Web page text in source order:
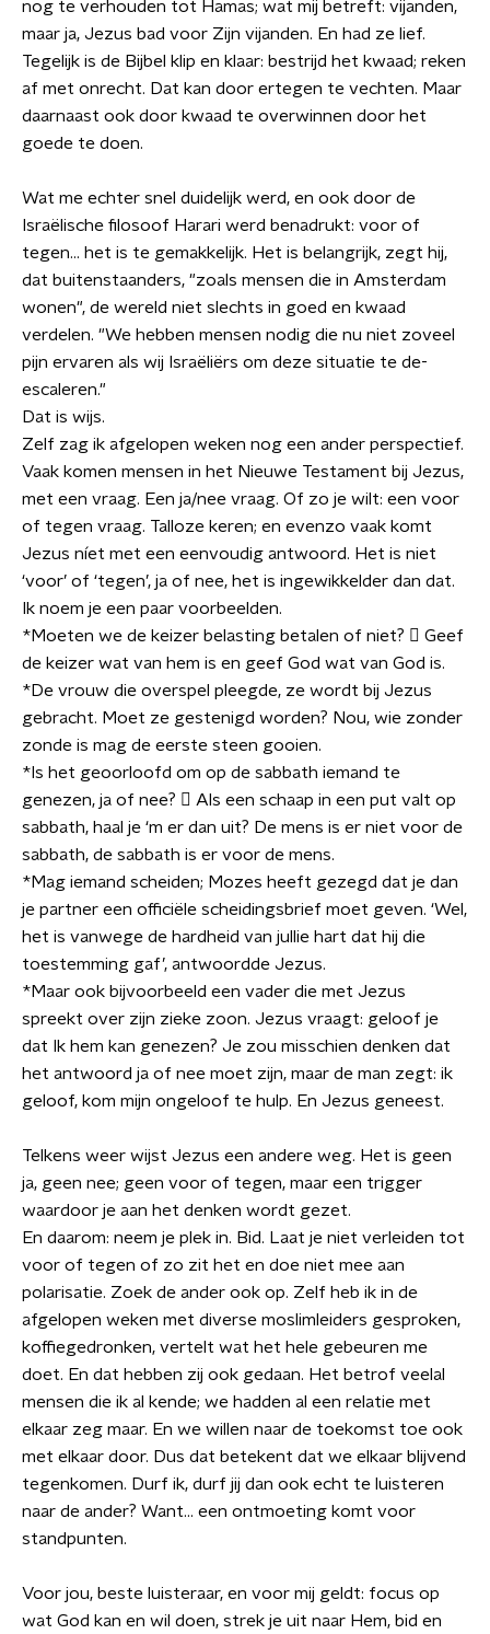
nog te verhouden tot Hamas; wat mij betreft: vijanden,
maar ja, Jezus bad voor Zijn vijanden. En had ze lief.
Tegelijk is de Bijbel klip en klaar: bestrijd het kwaad; reken
af met onrecht. Dat kan door ertegen te vechten. Maar
daarnaast ook door kwaad te overwinnen door het
goede te doen.
Wat me echter snel duidelijk werd, en ook door de
Israëlische filosoof Harari werd benadrukt: voor of
tegen… het is te gemakkelijk. Het is belangrijk, zegt hij,
dat buitenstaanders, "zoals mensen die in Amsterdam
wonen", de wereld niet slechts in goed en kwaad
verdelen. "We hebben mensen nodig die nu niet zoveel
pijn ervaren als wij Israëliërs om deze situatie te de-
escaleren."
Dat is wijs.
Zelf zag ik afgelopen weken nog een ander perspectief.
Vaak komen mensen in het Nieuwe Testament bij Jezus,
met een vraag. Een ja/nee vraag. Of zo je wilt: een voor
of tegen vraag. Talloze keren; en evenzo vaak komt
Jezus níet met een eenvoudig antwoord. Het is niet
‘voor’ of ‘tegen’, ja of nee, het is ingewikkelder dan dat.
Ik noem je een paar voorbeelden.
*Moeten we de keizer belasting betalen of niet?  Geef
de keizer wat van hem is en geef God wat van God is.
*De vrouw die overspel pleegde, ze wordt bij Jezus
gebracht. Moet ze gestenigd worden? Nou, wie zonder
zonde is mag de eerste steen gooien.
*Is het geoorloofd om op de sabbath iemand te
genezen, ja of nee?  Als een schaap in een put valt op
sabbath, haal je ‘m er dan uit? De mens is er niet voor de
sabbath, de sabbath is er voor de mens.
*Mag iemand scheiden; Mozes heeft gezegd dat je dan
je partner een officiële scheidingsbrief moet geven. ‘Wel,
het is vanwege de hardheid van jullie hart dat hij die
toestemming gaf’, antwoordde Jezus.
*Maar ook bijvoorbeeld een vader die met Jezus
spreekt over zijn zieke zoon. Jezus vraagt: geloof je
dat Ik hem kan genezen? Je zou misschien denken dat
het antwoord ja of nee moet zijn, maar de man zegt: ik
geloof, kom mijn ongeloof te hulp. En Jezus geneest.
Telkens weer wijst Jezus een andere weg. Het is geen
ja, geen nee; geen voor of tegen, maar een trigger
waardoor je aan het denken wordt gezet.
En daarom: neem je plek in. Bid. Laat je niet verleiden tot
voor of tegen of zo zit het en doe niet mee aan
polarisatie. Zoek de ander ook op. Zelf heb ik in de
afgelopen weken met diverse moslimleiders gesproken,
koffiegedronken, vertelt wat het hele gebeuren me
doet. En dat hebben zij ook gedaan. Het betrof veelal
mensen die ik al kende; we hadden al een relatie met
elkaar zeg maar. En we willen naar de toekomst toe ook
met elkaar door. Dus dat betekent dat we elkaar blijvend
tegenkomen. Durf ik, durf jij dan ook echt te luisteren
naar de ander? Want… een ontmoeting komt voor
standpunten.
Voor jou, beste luisteraar, en voor mij geldt: focus op
wat God kan en wil doen, strek je uit naar Hem, bid en